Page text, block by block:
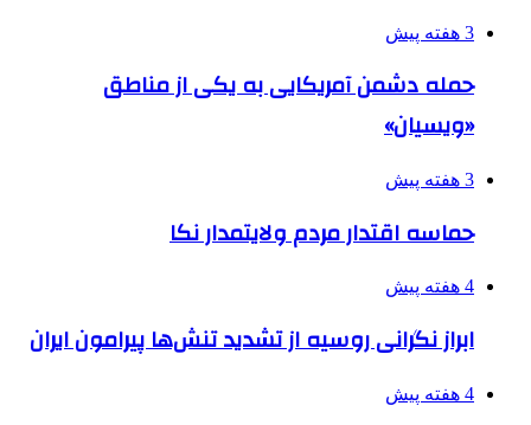
3 هفته پیش
حمله دشمن آمریکایی به یکی از مناطق
«ویسیان»
3 هفته پیش
حماسه اقتدار مردم ولایتمدار نکا
4 هفته پیش
ابراز نگرانی روسیه از تشدید تنش‌ها پیرامون ایران
4 هفته پیش